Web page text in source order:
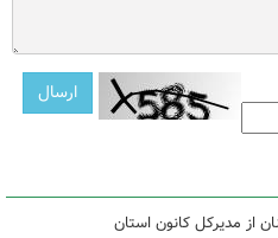
از مدیرکل کانون استان